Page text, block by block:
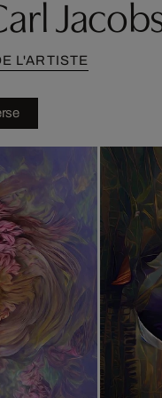
L'ARTISTE